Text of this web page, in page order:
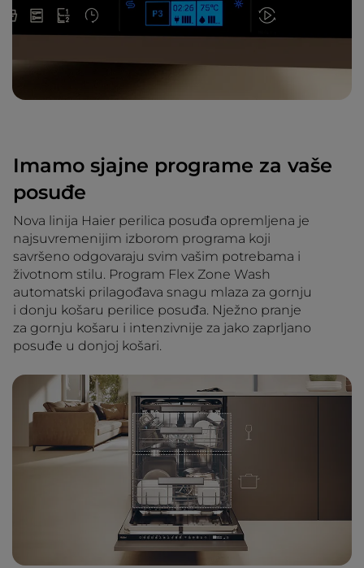
Imamo sjajne programe za vaše
posuđe
Nova linija Haier perilica posuđa opremljena je
najsuvremenijim izborom programa koji
savršeno odgovaraju svim vašim potrebama i
životnom stilu. Program Flex Zone Wash
automatski prilagođava snagu mlaza za gornju
i donju košaru perilice posuđa. Nježno pranje
za gornju košaru i intenzivnije za jako zaprljano
posuđe u donjoj košari.